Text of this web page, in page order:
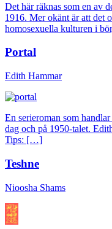
Det här räknas som en av
1916. Mer okänt är att det
homosexuella kulturen i
Portal
Edith Hammar
En serieroman som
dag och på 1950-talet.
Tips: […]
Teshne
Nioosha Shams